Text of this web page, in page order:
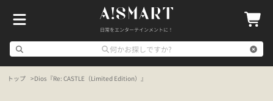
日常をエンターテインメントに！
何かお探しですか?
トップ Dios『Re: CASTLE（Limited Edition）』